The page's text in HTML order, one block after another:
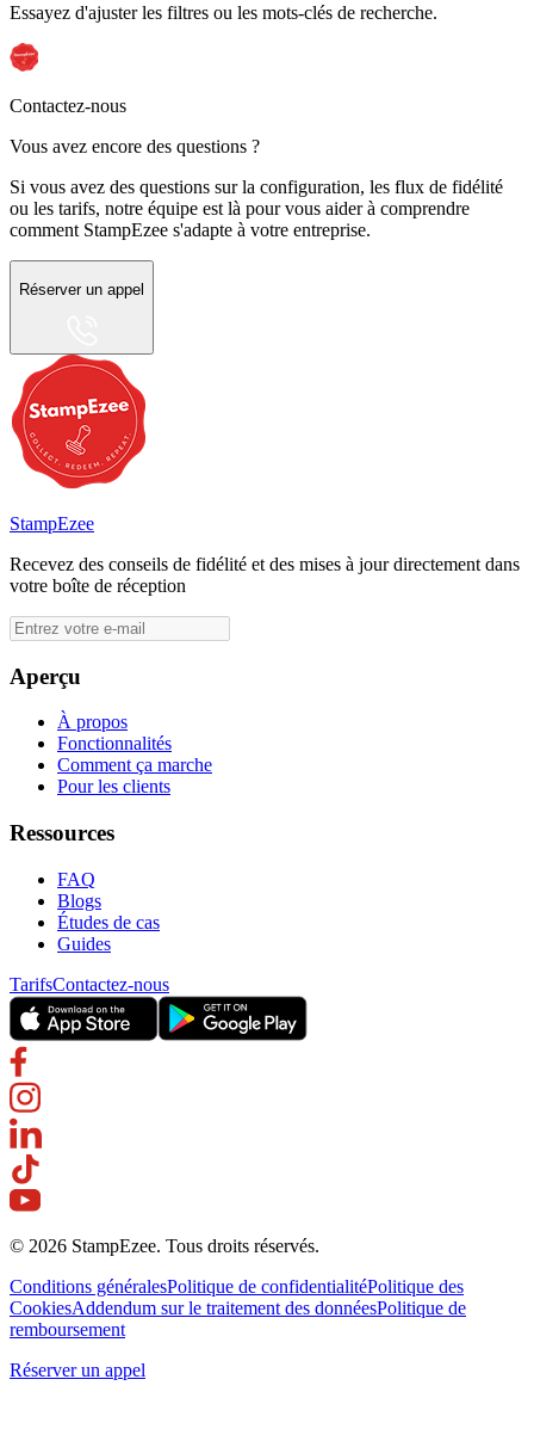
Essayez d'ajuster les filtres ou les mots-clés de recherche.
Contactez-nous
Vous avez encore des questions ?
Si vous avez des questions sur la configuration, les flux de fidélité
ou les tarifs, notre équipe est là pour vous aider à comprendre
comment StampEzee s'adapte à votre entreprise.
Réserver un appel
StampEzee
Recevez des conseils de fidélité et des mises à jour directement dans
votre boîte de réception
Aperçu
À propos
Fonctionnalités
Comment ça marche
Pour les clients
Ressources
FAQ
Blogs
Études de cas
Guides
TarifsContactez-nous
© 2026 StampEzee. Tous droits réservés.
Conditions généralesPolitique de confidentialitéPolitique des
CookiesAddendum sur le traitement des donnéesPolitique de
remboursement
Réserver un appel